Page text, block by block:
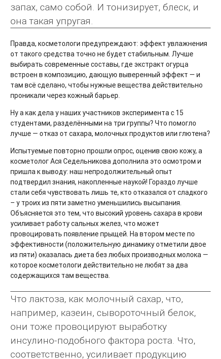
запах, само собой. И тонизирует, блеск, и
она такая упругая.
Правда, косметологи предупреждают: эффект увлажнения
от такого средства точно не будет стабильным. Лучше
выбирать современные составы, где экстракт огурца
встроен в композицию, дающую выверенный эффект — и
там всё сделано, чтобы нужные вещества действительно
проникали через кожный барьер.
Ну а как дела у наших участников эксперимента с 15
студентами, разделёнными на три группы? Что помогло
лучше — отказ от сахара, молочных продуктов или глютена?
Испытуемые повторно прошли опрос, оценив свою кожу, а
косметолог Ася Седельникова дополнила это осмотром и
пришла к выводу: наш непродолжительный опыт
подтвердил знания, накопленные наукой! Гораздо лучше
стали себя чувствовать лишь те, кто отказался от сладкого
– у троих из пяти заметно уменьшились высыпания.
Объясняется это тем, что высокий уровень сахара в крови
усиливает работу сальных желез, что может
провоцировать появление прыщей. На втором месте по
эффективности (положительную динамику отметили двое
из пяти) оказалась диета без любых производных молока —
которое косметологи действительно не любят за два
содержащихся там вещества.
Что лактоза, как молочный сахар, что,
например, казеин, сывороточный белок,
они тоже провоцируют выработку
инсулино-подобного фактора роста. Что,
соответственно, усиливает продукцию